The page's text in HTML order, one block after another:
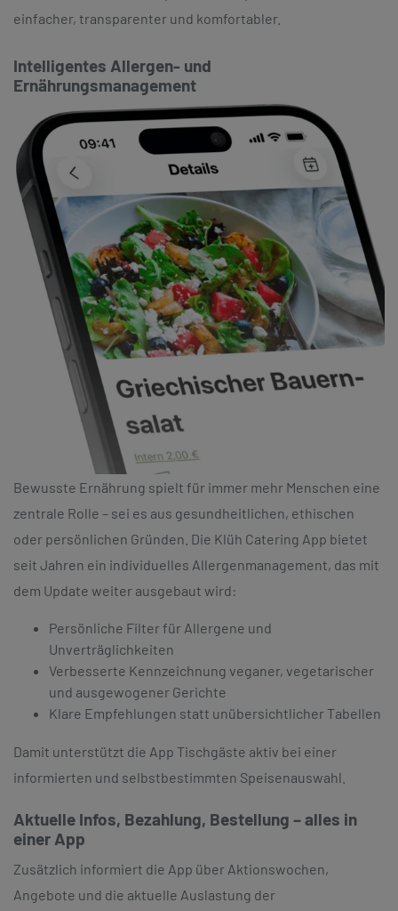
einfacher, transparenter und komfortabler.
Intelligentes Allergen- und
Ernährungsmanagement
Bewusste Ernährung spielt für immer mehr Menschen eine
zentrale Rolle – sei es aus gesundheitlichen, ethischen
oder persönlichen Gründen. Die Klüh Catering App bietet
seit Jahren ein individuelles Allergenmanagement, das mit
dem Update weiter ausgebaut wird:
Persönliche Filter für Allergene und
Unverträglichkeiten
Verbesserte Kennzeichnung veganer, vegetarischer
und ausgewogener Gerichte
Klare Empfehlungen statt unübersichtlicher Tabellen
Damit unterstützt die App Tischgäste aktiv bei einer
informierten und selbstbestimmten Speisenauswahl.
Aktuelle Infos, Bezahlung, Bestellung – alles in
einer App
Zusätzlich informiert die App über Aktionswochen,
Angebote und die aktuelle Auslastung der